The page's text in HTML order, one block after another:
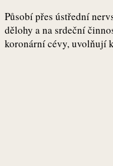
Působí přes ústřední
dělohy a na srdeční
koronární cévy, uvolňují